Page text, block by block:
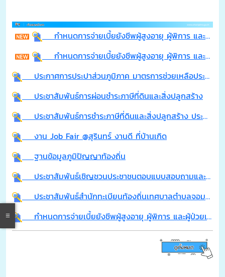
กำหนดการจ่ายเบี้ยยังชีพผู้สูงอายุ ผู้พิการ และผู้ป่วยเอดส์ ประจำปีงบประมาณ พ.ศ. 2569 เดือน สิงหาคม 2569
กำหนดการจ่ายเบี้ยยังชีพผู้สูงอายุ ผู้พิการ และผู้ป่วยเอดส์ ประจำปีงบประมาณ พ.ศ.2569 ประจำเดือน กรกฎาคม 2569
ประกาศการประปาส่วนภูมิภาค มาตรการช่วยเหลือประชาชนในภาวะสงครามของการประปาส่วนภูมิภาค (กปภ)
ประชาสัมพันธ์การผ่อนชำระภาษีที่ดินและสิ่งปลูกสร้าง
ประชาสัมพันธ์การชำระภาษีที่ดินและสิ่งปลูกสร้าง ประจำปี 2569
งาน Job Fair @สุรินทร์ งานดี ที่บ้านเกิด
ฐานข้อมูลภูมิปัญญาท้องถิ่น
ประชาสัมพันธ์เชิญชวนประชาชนตอบแบบสอบถามและสะท้อนปัญหาความต้องการของประชาชนในจังหวัดสุรินทร์
ประชาสัมพันธ์สำนักทะเบียนท้องถิ่นเทศบาลตำบลจอมพระเปิดให้บริการงานทะเบียนในช่วงเทศกาลสงกรานต์ 2569 ระหว่างวันที่ 11 - 15 เมษายน 2569
กำหนดการจ่ายเบี้ยยังชีพผู้สูงอายุ ผู้พิการ และผู้ป่วยเอดส์ ประจำปีงบประมาณ พ.ศ.2569 ประจำเดือน เมษายน 2569